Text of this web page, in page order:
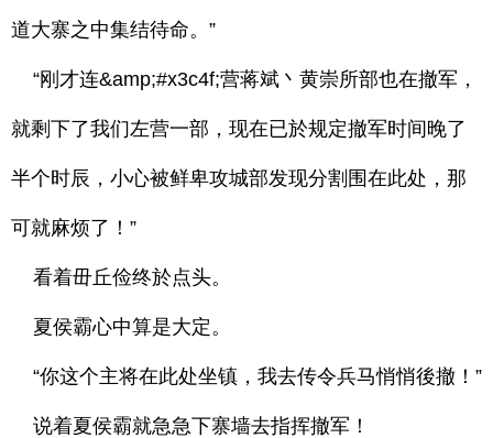
道大寨之中集结待命。”
“刚才连&amp;#x3c4f;营蒋斌丶黄崇所部也在撤军，
就剩下了我们左营一部，现在已於规定撤军时间晚了
半个时辰，小心被鲜卑攻城部发现分割围在此处，那
可就麻烦了！”
看着毌丘俭终於点头。
夏侯霸心中算是大定。
“你这个主将在此处坐镇，我去传令兵马悄悄後撤！”
说着夏侯霸就急急下寨墙去指挥撤军！